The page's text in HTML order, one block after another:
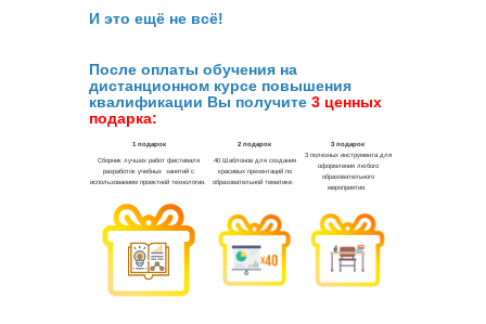
И это ещё не всё!
После оплаты обучения на
дистанционном курсе повышения
квалификации Вы получите 3 ценных
подарка: